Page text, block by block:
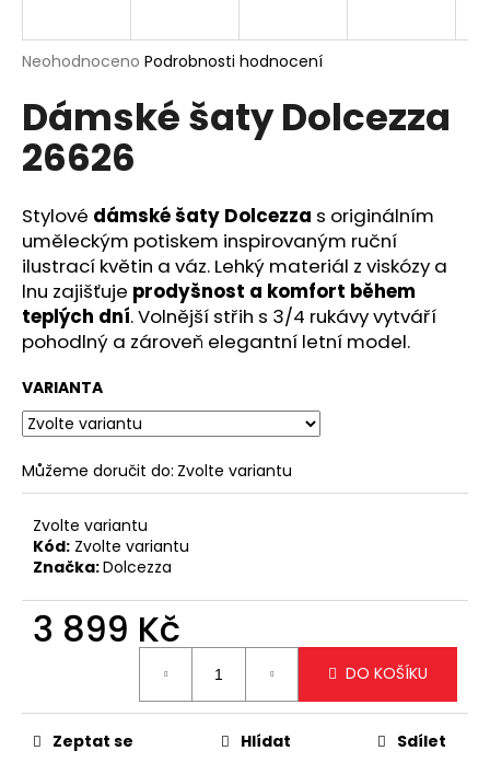
Průměrné
produktu
je
0,0
z
hvězdiček.
Neohodnoceno Podrobnosti hodnocení
Dámské šaty Dolcezza
26626
Stylové dámské šaty Dolcezza s originálním
uměleckým potiskem inspirovaným ruční
ilustrací květin a váz. Lehký materiál z viskózy a
lnu zajišťuje prodyšnost a komfort během
teplých dní. Volnější střih s 3/4 rukávy vytváří
pohodlný a zároveň elegantní letní model.
VARIANTA
Můžeme doručit do: Zvolte variantu
Zvolte variantu
Kód: Zvolte variantu
Značka:Dolcezza
3 899 Kč
DO KOŠÍKU
Zeptat se Hlídat Sdílet
j
t
?
HLEDAT
D
p
o
r
u
č
u
e
KABELKA
SE
ZLATÝM